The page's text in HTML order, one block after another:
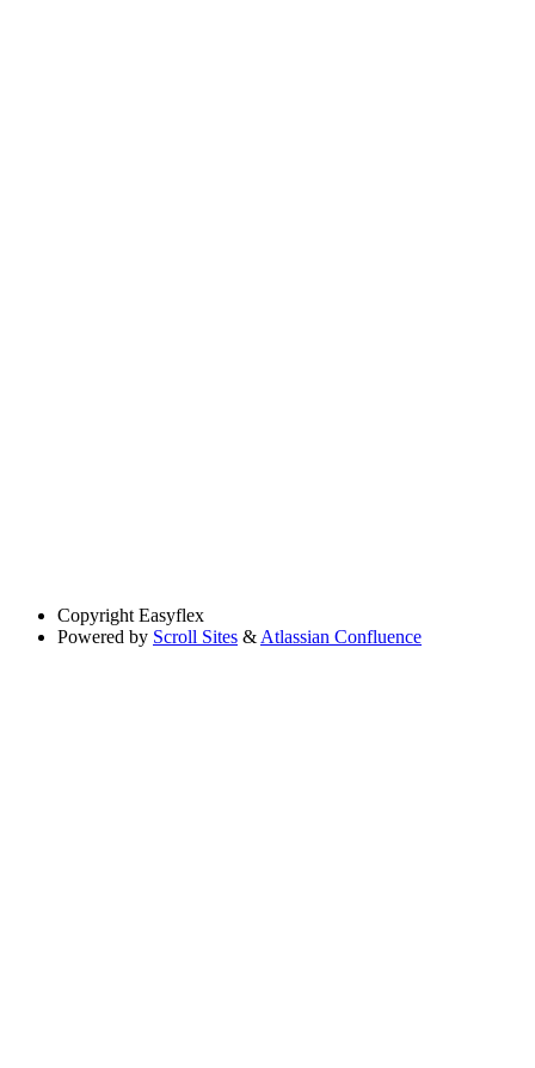
Copyright Easyflex
Powered by Scroll Sites & Atlassian Confluence